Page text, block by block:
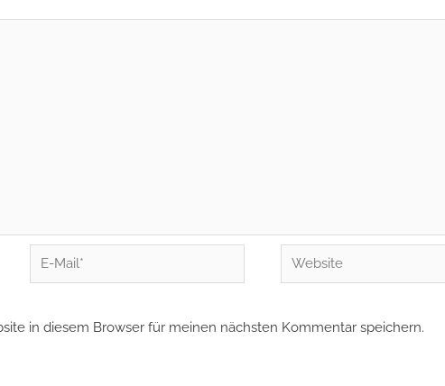
E-
Mail*
Website
in diesem Browser für meinen nächsten Kommentar speichern.